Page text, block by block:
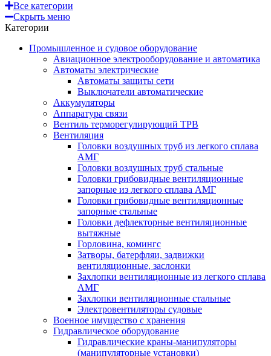
Все категории
Скрыть меню
Категории
Промышленное и судовое оборудование
Авиационное электрооборудование и автоматика
Автоматы электрические
Автоматы защиты сети
Выключатели автоматические
Аккумуляторы
Аппаратура связи
Вентиль терморегулирующий ТРВ
Вентиляция
Головки воздушных труб из легкого сплава
АМГ
Головки воздушных труб стальные
Головки грибовидные вентиляционные
запорные из легкого сплава АМГ
Головки грибовидные вентиляционные
запорные стальные
Головки дефлекторные вентиляционные
вытяжные
Горловина, комингс
Затворы, батерфляи, задвижки
вентиляционные, заслонки
Захлопки вентиляционные из легкого сплава
АМГ
Захлопки вентиляционные стальные
Электровентиляторы судовые
Военное имущество с хранения
Гидравлическое оборудование
Гидравлические краны-манипуляторы
(манипуляторные установки)